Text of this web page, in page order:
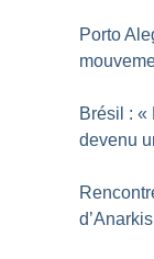
Porto
Brésil : «
devenu